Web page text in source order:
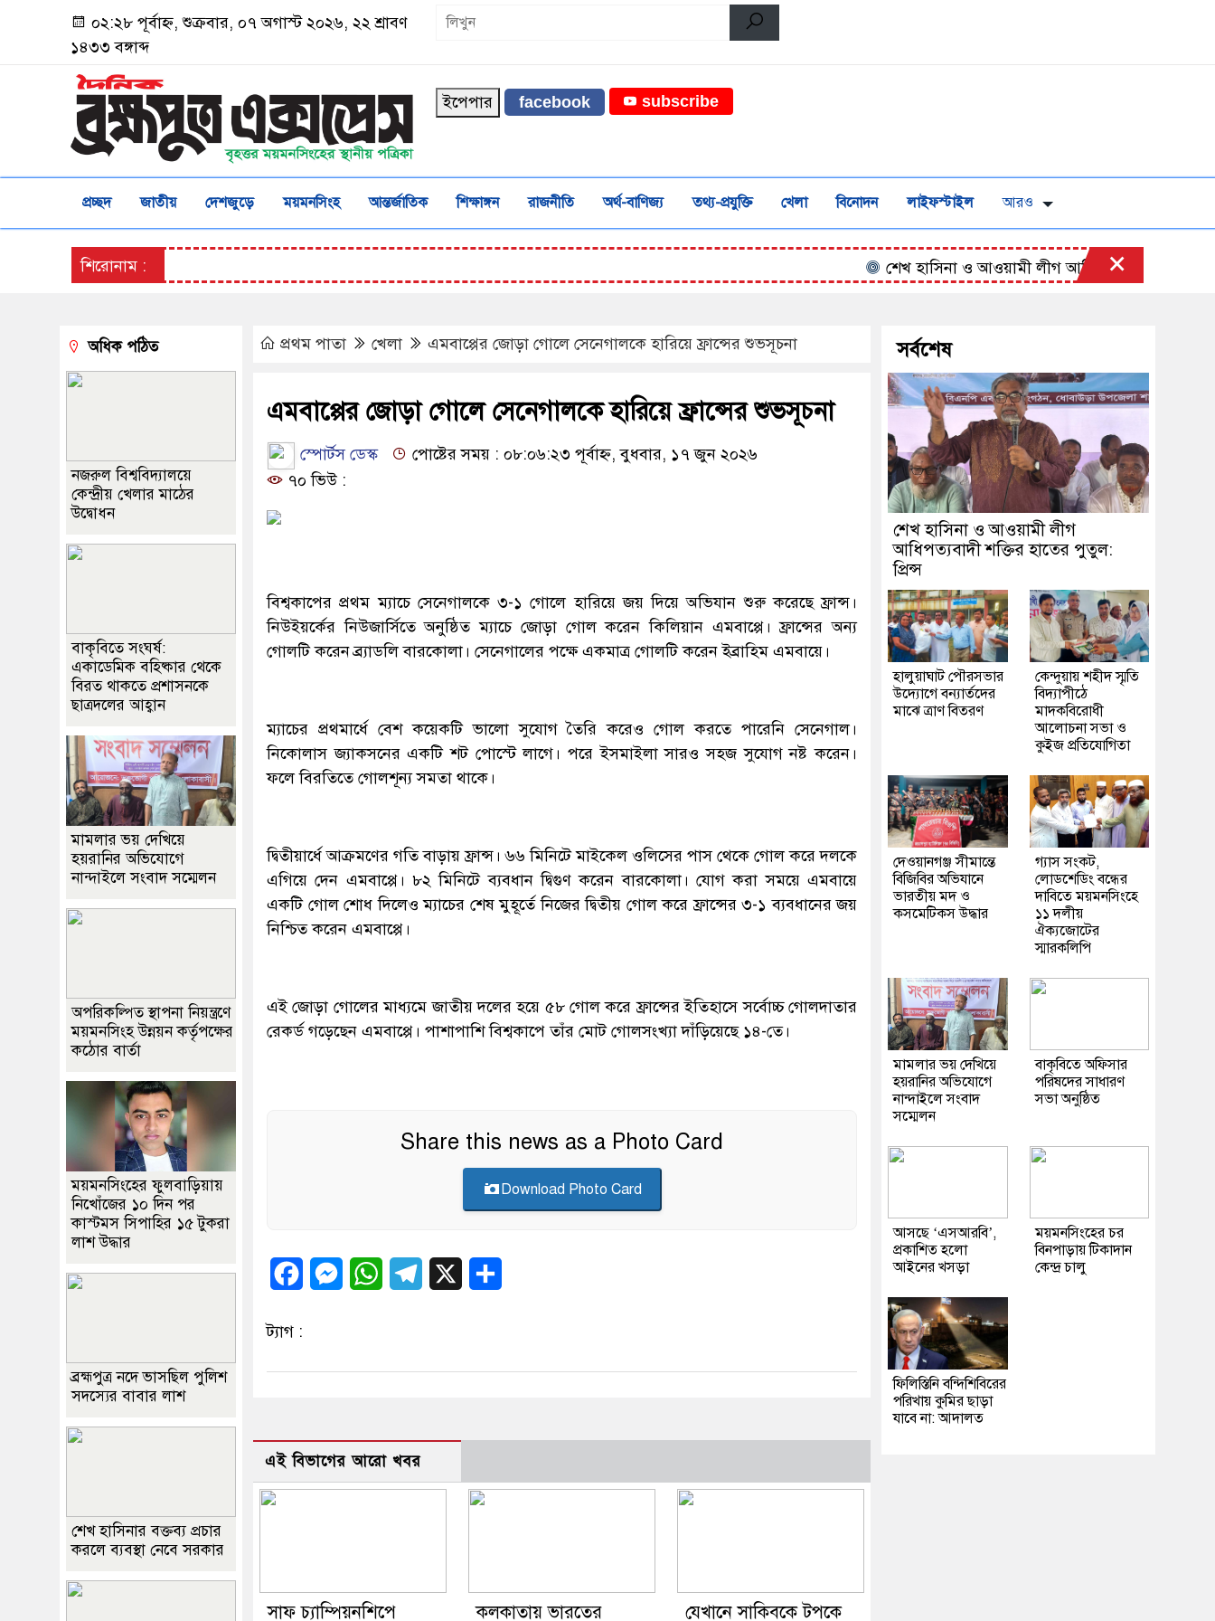
০২:২৮ পূর্বাহ্ন, শুক্রবার, ০৭ অগাস্ট ২০২৬, ২২ শ্রাবণ
১৪৩৩ বঙ্গাব্দ
ইপেপার facebook subscribe
প্রচ্ছদ জাতীয় দেশজুড়ে ময়মনসিংহ আন্তর্জাতিক শিক্ষাঙ্গন রাজনীতি অর্থ-বাণিজ্য তথ্য-প্রযুক্তি খেলা বিনোদন লাইফস্টাইল আরও
শিরোনাম : শেখ হাসিনা ও আওয়ামী লীগ আধিপত্যবাদী শক্তির হাতের
×
প্রথম পাতা খেলা এমবাপ্পের জোড়া গোলে সেনেগালকে হারিয়ে ফ্রান্সের শুভসূচনা
এমবাপ্পের জোড়া গোলে সেনেগালকে হারিয়ে ফ্রান্সের শুভসূচনা
স্পোর্টস ডেস্ক
পোষ্টের সময় : ০৮:০৬:২৩ পূর্বাহ্ন, বুধবার, ১৭ জুন ২০২৬
৭০ ভিউ :
বিশ্বকাপের প্রথম ম্যাচে সেনেগালকে ৩-১ গোলে হারিয়ে জয় দিয়ে অভিযান শুরু করেছে ফ্রান্স।
নিউইয়র্কের নিউজার্সিতে অনুষ্ঠিত ম্যাচে জোড়া গোল করেন কিলিয়ান এমবাপ্পে। ফ্রান্সের অন্য
গোলটি করেন ব্র্যাডলি বারকোলা। সেনেগালের পক্ষে একমাত্র গোলটি করেন ইব্রাহিম এমবায়ে।
ম্যাচের প্রথমার্ধে বেশ কয়েকটি ভালো সুযোগ তৈরি করেও গোল করতে পারেনি সেনেগাল।
নিকোলাস জ্যাকসনের একটি শট পোস্টে লাগে। পরে ইসমাইলা সারও সহজ সুযোগ নষ্ট করেন।
ফলে বিরতিতে গোলশূন্য সমতা থাকে।
দ্বিতীয়ার্ধে আক্রমণের গতি বাড়ায় ফ্রান্স। ৬৬ মিনিটে মাইকেল ওলিসের পাস থেকে গোল করে দলকে
এগিয়ে দেন এমবাপ্পে। ৮২ মিনিটে ব্যবধান দ্বিগুণ করেন বারকোলা। যোগ করা সময়ে এমবায়ে
একটি গোল শোধ দিলেও ম্যাচের শেষ মুহূর্তে নিজের দ্বিতীয় গোল করে ফ্রান্সের ৩-১ ব্যবধানের জয়
নিশ্চিত করেন এমবাপ্পে।
এই জোড়া গোলের মাধ্যমে জাতীয় দলের হয়ে ৫৮ গোল করে ফ্রান্সের ইতিহাসে সর্বোচ্চ গোলদাতার
রেকর্ড গড়েছেন এমবাপ্পে। পাশাপাশি বিশ্বকাপে তাঁর মোট গোলসংখ্যা দাঁড়িয়েছে ১৪-তে।
Share this news as a Photo Card
Download Photo Card
FacebookMessengerWhatsAppTelegram
ট্যাগ :
এই বিভাগের আরো খবর
সাফ চ্যাম্পিয়নশিপে
কলকাতায় ভারতের
যেখানে সাকিবকে টপকে
অধিক পঠিত
নজরুল বিশ্ববিদ্যালয়ে
কেন্দ্রীয় খেলার মাঠের
উদ্বোধন
বাকৃবিতে সংঘর্ষ:
একাডেমিক বহিষ্কার থেকে
বিরত থাকতে প্রশাসনকে
ছাত্রদলের আহ্বান
মামলার ভয় দেখিয়ে
হয়রানির অভিযোগে
নান্দাইলে সংবাদ সম্মেলন
অপরিকল্পিত স্থাপনা নিয়ন্ত্রণে
ময়মনসিংহ উন্নয়ন কর্তৃপক্ষের
কঠোর বার্তা
ময়মনসিংহের ফুলবাড়িয়ায়
নিখোঁজের ১০ দিন পর
কাস্টমস সিপাহির ১৫ টুকরা
লাশ উদ্ধার
ব্রহ্মপুত্র নদে ভাসছিল পুলিশ
সদস্যের বাবার লাশ
শেখ হাসিনার বক্তব্য প্রচার
করলে ব্যবস্থা নেবে সরকার
সর্বশেষ
শেখ হাসিনা ও আওয়ামী লীগ
আধিপত্যবাদী শক্তির হাতের পুতুল:
প্রিন্স
হালুয়াঘাট পৌরসভার
উদ্যোগে বন্যার্তদের
মাঝে ত্রাণ বিতরণ
কেন্দুয়ায় শহীদ স্মৃতি
বিদ্যাপীঠে
মাদকবিরোধী
আলোচনা সভা ও
কুইজ প্রতিযোগিতা
দেওয়ানগঞ্জ সীমান্তে
বিজিবির অভিযানে
ভারতীয় মদ ও
কসমেটিকস উদ্ধার
গ্যাস সংকট,
লোডশেডিং বন্ধের
দাবিতে ময়মনসিংহে
১১ দলীয়
ঐক্যজোটের
স্মারকলিপি
মামলার ভয় দেখিয়ে
হয়রানির অভিযোগে
নান্দাইলে সংবাদ
সম্মেলন
বাকৃবিতে অফিসার
পরিষদের সাধারণ
সভা অনুষ্ঠিত
আসছে ‘এসআরবি’,
প্রকাশিত হলো
আইনের খসড়া
ময়মনসিংহের চর
বিনপাড়ায় টিকাদান
কেন্দ্র চালু
ফিলিস্তিনি বন্দিশিবিরের
পরিখায় কুমির ছাড়া
যাবে না: আদালত